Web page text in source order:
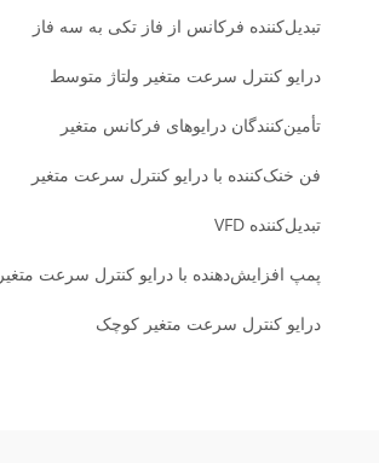
تبدیل‌کننده فرکانس از فاز تکی به سه فاز
درایو کنترل سرعت متغیر ولتاژ متوسط
تأمین‌کنندگان درایوهای فرکانس متغیر
فن خنک‌کننده با درایو کنترل سرعت متغیر
تبدیل‌کننده VFD
پمپ افزایش‌دهنده با درایو کنترل سرعت متغیر
درایو کنترل سرعت متغیر کوچک